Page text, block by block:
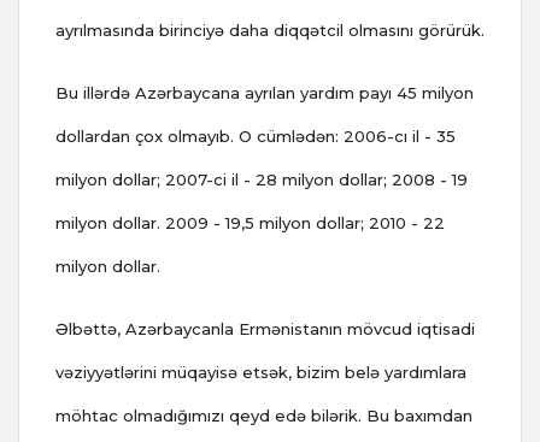
ayrılmasında birinciyə daha diqqətcil olmasını görürük.
Bu illərdə Azərbaycana ayrılan yardım payı 45 milyon
dollardan çox olmayıb. O cümlədən: 2006-cı il - 35
milyon dollar; 2007-ci il - 28 milyon dollar; 2008 - 19
milyon dollar. 2009 - 19,5 milyon dollar; 2010 - 22
milyon dollar.
Əlbəttə, Azərbaycanla Ermənistanın mövcud iqtisadi
vəziyyətlərini müqayisə etsək, bizim belə yardımlara
möhtac olmadığımızı qeyd edə bilərik. Bu baxımdan